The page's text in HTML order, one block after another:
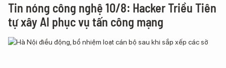
Tin nóng công nghệ 10/8: Hacker Triều Tiên
tự xây AI phục vụ tấn công mạng